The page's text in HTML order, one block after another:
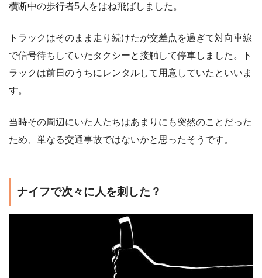
横断中の歩行者5人をはね飛ばしました。
トラックはそのまま走り続けたが交差点を過ぎて対向車線
で信号待ちしていたタクシーと接触して停車しました。ト
ラックは前日のうちにレンタルして用意していたといいま
す。
当時その周辺にいた人たちはあまりにも突然のことだった
ため、単なる交通事故ではないかと思ったそうです。
ナイフで次々に人を刺した？